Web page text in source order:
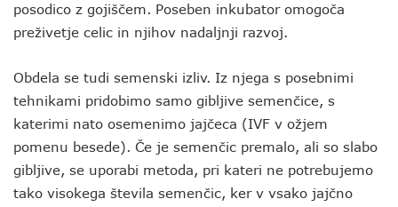
posodico z gojiščem. Poseben inkubator omogoča
preživetje celic in njihov nadaljnji razvoj.
Obdela se tudi semenski izliv. Iz njega s posebnimi
tehnikami pridobimo samo gibljive semenčice, s
katerimi nato osemenimo jajčeca (IVF v ožjem
pomenu besede). Če je semenčic premalo, ali so slabo
gibljive, se uporabi metoda, pri kateri ne potrebujemo
tako visokega števila semenčic, ker v vsako jajčno